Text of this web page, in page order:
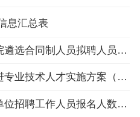
息汇总表
2024贵州轻工职业技术学院遴选合同制人员拟聘人员公示
2024贵州健康职业学院引进专业技术人才实施方案（16名|3.25-3.27报名）
2024年黔东南从江县事业单位招聘工作人员报名人数与招聘岗位计划人数达不到3：1比例岗位（